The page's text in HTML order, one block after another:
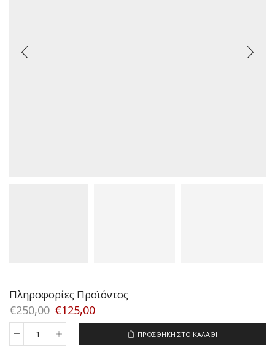
Πληροφορίες Προϊόντος
€250,00 €125,00
FERRAGAMO
ΠΡΟΣΘΉΚΗ ΣΤΟ ΚΑΛΆΘΙ